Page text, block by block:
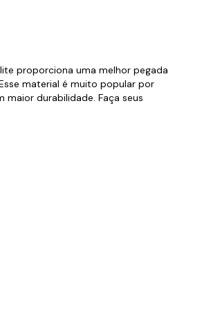
proporciona uma melhor pegada
material é muito popular por
durabilidade. Faça seus